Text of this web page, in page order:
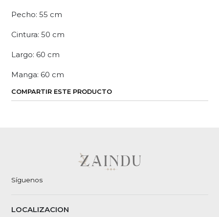
Pecho: 55 cm
Cintura: 50 cm
Largo: 60 cm
Manga: 60 cm
COMPARTIR ESTE PRODUCTO
Síguenos
LOCALIZACION